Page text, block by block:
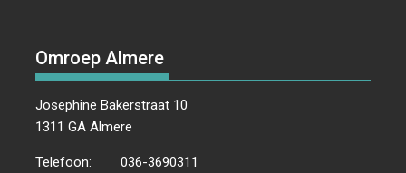
Omroep Almere
Josephine Bakerstraat 10
1311 GA Almere
Telefoon:
036-3690311